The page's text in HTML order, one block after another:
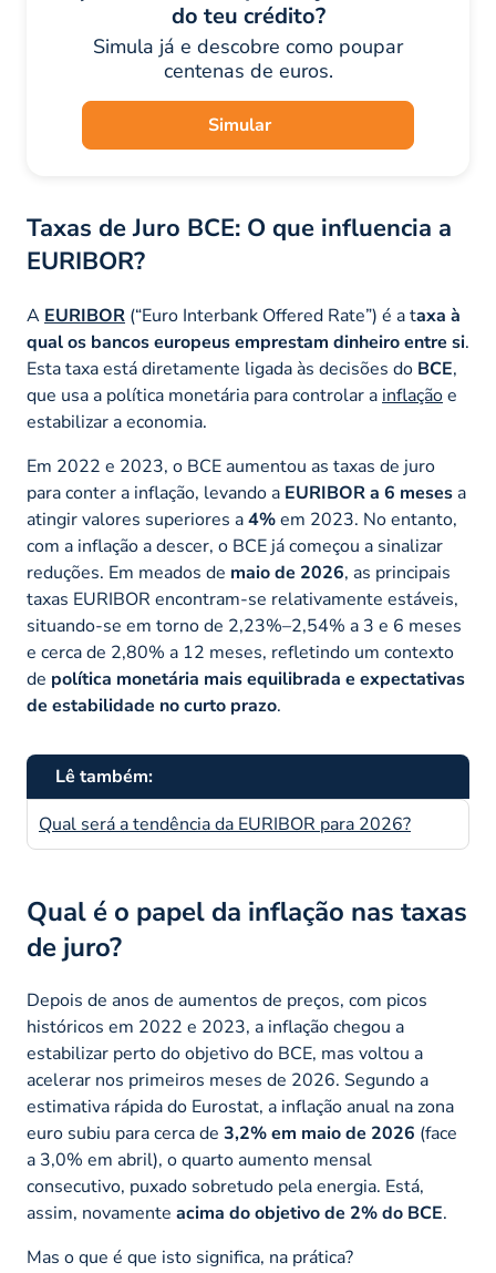
do teu crédito?
Simula já e descobre como poupar
centenas de euros.
Simular
Taxas de Juro BCE: O que influencia a
EURIBOR?
A EURIBOR (“Euro Interbank Offered Rate”) é a taxa à
qual os bancos europeus emprestam dinheiro entre si.
Esta taxa está diretamente ligada às decisões do BCE,
que usa a política monetária para controlar a inflaçãoe
estabilizar a economia.
Em 2022 e 2023, o BCE aumentou as taxas de juro
para conter a inflação, levando a EURIBOR a 6 meses a
atingir valores superiores a4%em 2023. No entanto,
com a inflação a descer, o BCE já começou a sinalizar
reduções. Em meados de maio de 2026, as principais
taxas EURIBOR encontram-se relativamente estáveis,
situando-se em torno de 2,23%–2,54% a 3 e 6 meses
e cerca de 2,80% a 12 meses, refletindo um contexto
de política monetária mais equilibrada e expectativas
de estabilidade no curto prazo.
Lê também:
Qual será a tendência da EURIBOR para 2026?
Qual é o papel da inflação nas taxas
de juro?
Depois de anos de aumentos de preços, com picos
históricos em 2022 e 2023, a inflação chegou a
estabilizar perto do objetivo do BCE, mas voltou a
acelerar nos primeiros meses de 2026. Segundo a
estimativa rápida do Eurostat, a inflação anual na zona
euro subiu para cerca de 3,2% em maio de 2026 (face
a 3,0% em abril), o quarto aumento mensal
consecutivo, puxado sobretudo pela energia. Está,
assim, novamente acima do objetivo de 2% do BCE.
Mas o que é que isto significa, na prática?